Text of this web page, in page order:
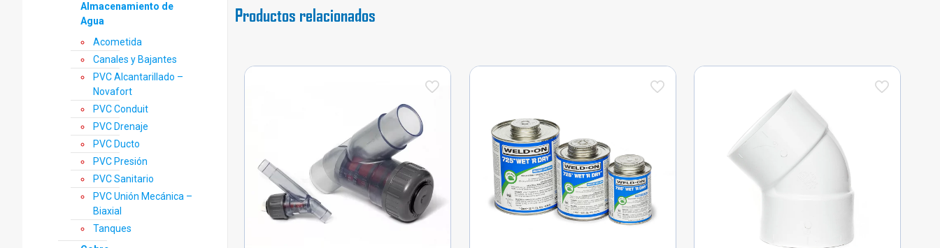
Productos relacionados
Almacenamiento de
Agua
Acometida
Canales y Bajantes
PVC Alcantarillado –
Novafort
PVC Conduit
PVC Drenaje
PVC Ducto
PVC Presión
PVC Sanitario
PVC Unión Mecánica –
Biaxial
Tanques